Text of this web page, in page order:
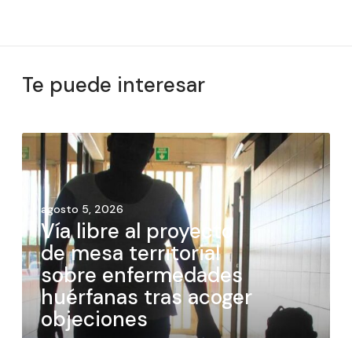
Te puede interesar
agosto 5, 2026
Vía libre al proyecto
de mesa territorial
sobre enfermedades
huérfanas tras acoger
objeciones